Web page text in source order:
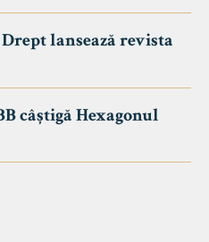
lansează revista
câștigă Hexagonul